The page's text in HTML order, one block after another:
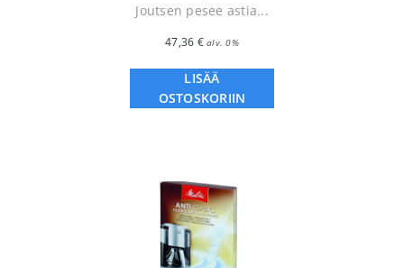
Joutsen pesee astia...
47,36 € alv. 0%
LISÄÄ
OSTOSKORIIN